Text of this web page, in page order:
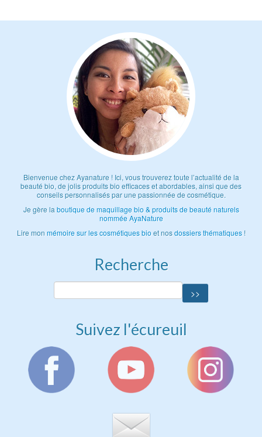
Bienvenue chez Ayanature ! Ici, vous trouverez toute l’actualité de la
beauté bio, de jolis produits bio efficaces et abordables, ainsi que des
conseils personnalisés par une passionnée de cosmétique.
Je gère laboutique de maquillage bio & produits de beauté naturels
nommée AyaNature
Lire monmémoire sur les cosmétiques bioet nosdossiers thématiques!
Recherche
Suivez l'écureuil